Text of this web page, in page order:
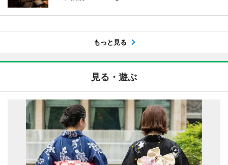
もっと見る
見る・遊ぶ